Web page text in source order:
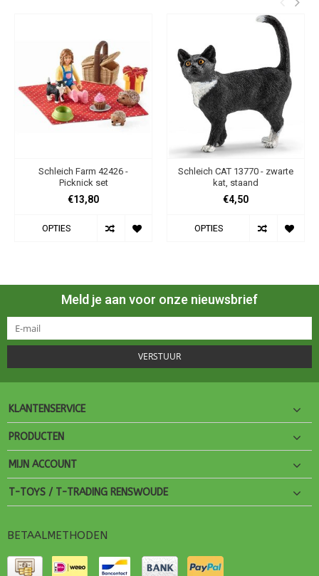
Schleich Farm 42426 -
Picknick set
€13,80
OPTIES
Schleich CAT 13770 - zwarte
kat, staand
€4,50
OPTIES
Meld je aan voor onze nieuwsbrief
VERSTUUR
KLANTENSERVICE
PRODUCTEN
MIJN ACCOUNT
T-TOYS / T-TRADING RENSWOUDE
BETAALMETHODEN